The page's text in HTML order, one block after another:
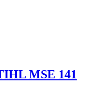
MSE 141